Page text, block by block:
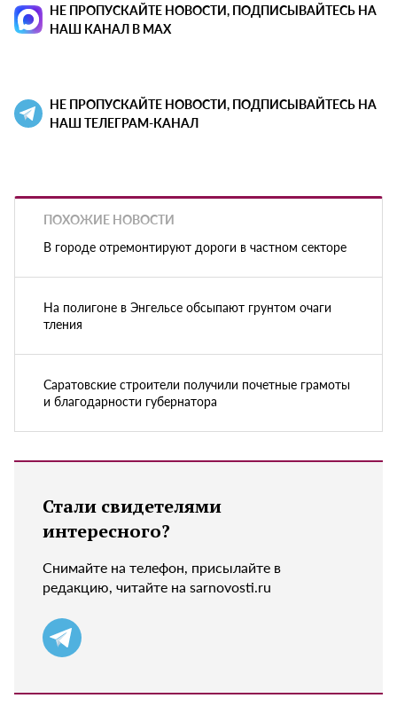
НЕ ПРОПУСКАЙТЕ НОВОСТИ, ПОДПИСЫВАЙТЕСЬ НА
НАШ КАНАЛ В MAX
НЕ ПРОПУСКАЙТЕ НОВОСТИ, ПОДПИСЫВАЙТЕСЬ НА
НАШ ТЕЛЕГРАМ-КАНАЛ
ПОХОЖИЕ НОВОСТИ
В городе отремонтируют дороги в частном секторе
На полигоне в Энгельсе обсыпают грунтом очаги
тления
Саратовские строители получили почетные грамоты
и благодарности губернатора
Стали свидетелями
интересного?
Снимайте на телефон, присылайте в
редакцию, читайте на sarnovosti.ru